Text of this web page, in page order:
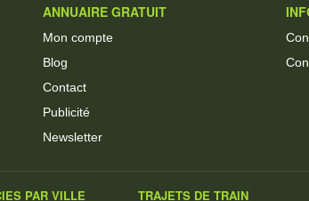
ANNUAIRE GRATUIT
Mon compte
Blog
Contact
Publicité
Newsletter
PAR VILLE TRAJETS DE TRAIN